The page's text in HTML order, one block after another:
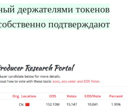
держателями токенов
подтверждают